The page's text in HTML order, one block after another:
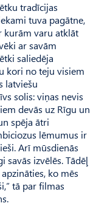
tradīcijas
tuva pagātne,
kurām varu atklāt
ar savām
saliedēja
kori no teju visiem
latviešu
solis: viņas nevis
devās uz Rīgu un
spēja ātri
lēmumus ir
Arī mūsdienās
izvēlēs. Tādēļ
ko mēs
tā par filmas